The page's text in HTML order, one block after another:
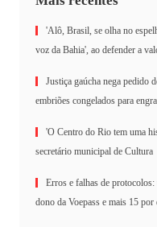
'Alô, Brasil, se olha no
voz da Bahia', ao defender a
Justiça gaúcha nega pedido
embriões congelados para
'O Centro do Rio tem uma
secretário municipal de Cultura
Erros e falhas de
dono da Voepass e mais 15